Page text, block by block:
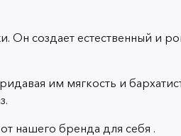
создает естественный и
им мягкость и
нашего бренда для себя .